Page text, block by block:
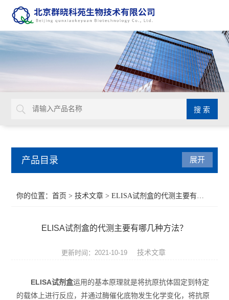
产品目录
Bovogen胎牛血清等动物源产品
展开
你的位置：首页 >技术文章 > ELISA试剂盒的代测主要有哪几种方法？
ELISA试剂盒的代测主要有哪几种方法？
更新时间：2021-10-19 技术文章
ELISA试剂盒运用的基本原理就是将抗原抗体固定到特定
的载体上进行反应，并通过酶催化底物发生化学变化，将抗原